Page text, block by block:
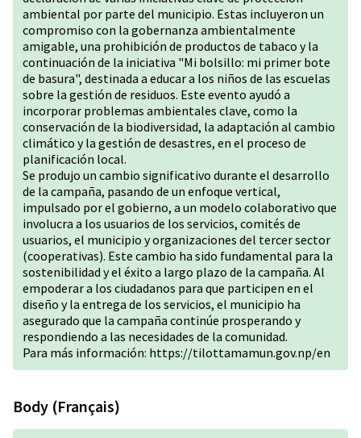
ambiental por parte del municipio. Estas incluyeron un
compromiso con la gobernanza ambientalmente
amigable, una prohibición de productos de tabaco y la
continuación de la iniciativa "Mi bolsillo: mi primer bote
de basura", destinada a educar a los niños de las escuelas
sobre la gestión de residuos. Este evento ayudó a
incorporar problemas ambientales clave, como la
conservación de la biodiversidad, la adaptación al cambio
climático y la gestión de desastres, en el proceso de
planificación local.
Se produjo un cambio significativo durante el desarrollo
de la campaña, pasando de un enfoque vertical,
impulsado por el gobierno, a un modelo colaborativo que
involucra a los usuarios de los servicios, comités de
usuarios, el municipio y organizaciones del tercer sector
(cooperativas). Este cambio ha sido fundamental para la
sostenibilidad y el éxito a largo plazo de la campaña. Al
empoderar a los ciudadanos para que participen en el
diseño y la entrega de los servicios, el municipio ha
asegurado que la campaña continúe prosperando y
respondiendo a las necesidades de la comunidad.
Para más información: https://tilottamamun.gov.np/en
Body (Français)